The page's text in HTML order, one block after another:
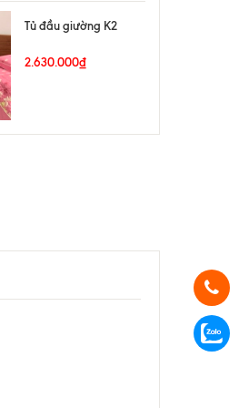
Tủ đầu giường K2
2.630.000₫